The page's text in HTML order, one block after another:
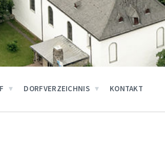
DORFVERZEICHNIS KONTAKT